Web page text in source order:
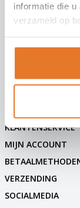
informatie die
verzameld op
Meld je nu aan
KLANTENSERVICE
MIJN ACCOUNT
VERZENDING
SOCIALMEDIA